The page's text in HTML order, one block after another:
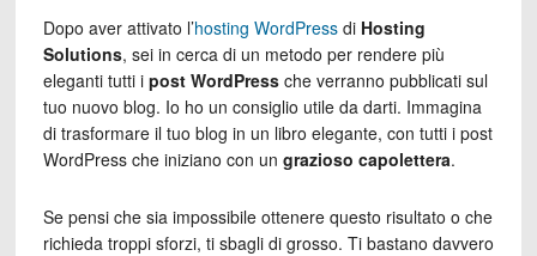
Dopo aver attivato l’hosting WordPressdi Hosting
Solutions, sei in cerca di un metodo per rendere più
eleganti tutti i post WordPressche verranno pubblicati sul
tuo nuovo blog. Io ho un consiglio utile da darti. Immagina
di trasformare il tuo blog in un libro elegante, con tutti i post
WordPress che iniziano con un grazioso capolettera.
Se pensi che sia impossibile ottenere questo risultato o che
richieda troppi sforzi, ti sbagli di grosso. Ti bastano davvero